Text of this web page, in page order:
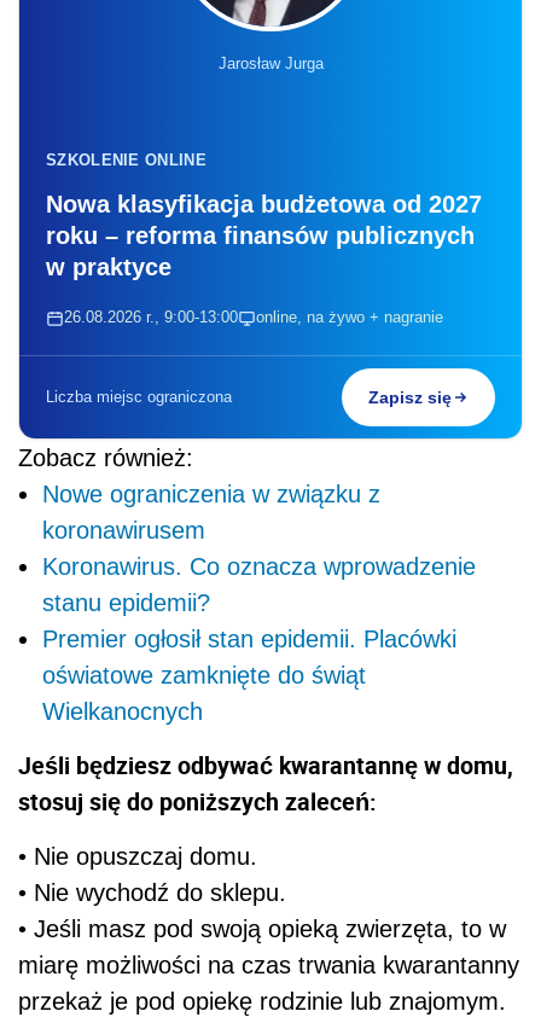
Jarosław Jurga
SZKOLENIE ONLINE
Nowa klasyfikacja budżetowa od 2027
roku – reforma finansów publicznych
w praktyce
26.08.2026 r., 9:00-13:00 online, na żywo + nagranie
Liczba miejsc ograniczona Zapisz się
Zobacz również:
Nowe ograniczenia w związku z
koronawirusem
Koronawirus. Co oznacza wprowadzenie
stanu epidemii?
Premier ogłosił stan epidemii. Placówki
oświatowe zamknięte do świąt
Wielkanocnych
Jeśli będziesz odbywać kwarantannę w domu,
stosuj się do poniższych zaleceń:
• Nie opuszczaj domu.
• Nie wychodź do sklepu.
• Jeśli masz pod swoją opieką zwierzęta, to w
miarę możliwości na czas trwania kwarantanny
przekaż je pod opiekę rodzinie lub znajomym.